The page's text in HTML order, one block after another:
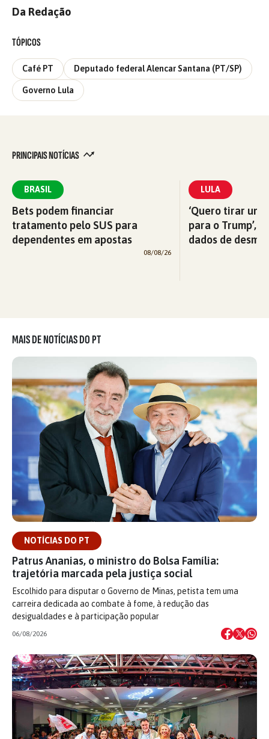
Da Redação
TÓPICOS
Café PT Deputado federal Alencar Santana (PT/SP)
Governo Lula
PRINCIPAIS NOTÍCIAS
BRASIL
Bets podem financiar
tratamento pelo SUS para
dependentes em apostas
08/08/26
LULA
‘Quero tirar
para o Trump’,
dados de
MAIS DE NOTÍCIAS DO PT
NOTÍCIAS DO PT
Patrus Ananias, o ministro do Bolsa Família:
trajetória marcada pela justiça social
Escolhido para disputar o Governo de Minas, petista tem uma
carreira dedicada ao combate à fome, à redução das
desigualdades e à participação popular
06/08/2026